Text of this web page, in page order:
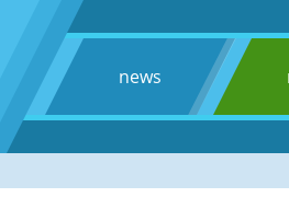
news